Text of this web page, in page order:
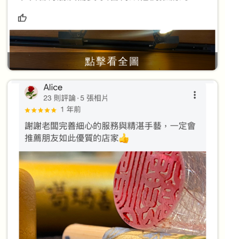
點擊看全圖